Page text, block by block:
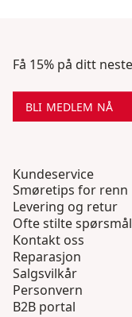
Få 15% på ditt
BLI MEDLEM NÅ
Kundeservice
Smøretips for renn
Levering og retur
Ofte stilte spørsmål
Kontakt oss
Reparasjon
Salgsvilkår
Personvern
B2B portal